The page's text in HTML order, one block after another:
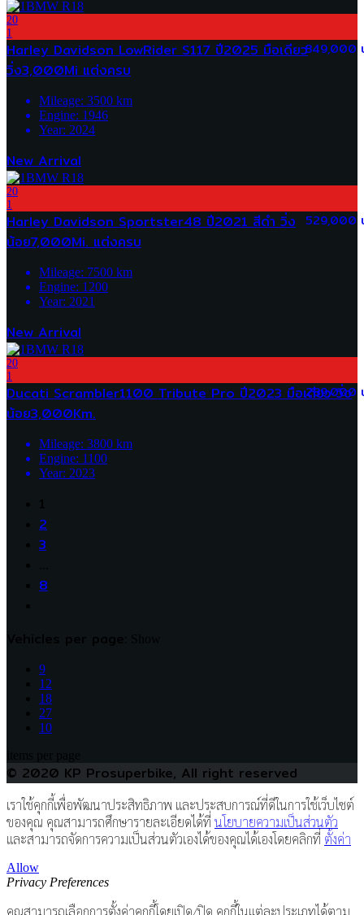
20
1
849,000
Harley Davidson LowRider S117 ปี2025 มือเดียว
วิ่ง3,000Mi แต่งครบ
Mileage: 3500 km
Engine: 1946
Year: 2024
New Arrival
20
1
529,000
Harley Davidson Sportster48 ปี2021 สีดำ วิ่ง
น้อย7,000Mi. แต่งครบ
Mileage: 7500 km
Engine: 1200
Year: 2021
New Arrival
20
1
289,000
Ducati Scrambler1100 Tribute Pro ปี2023 มือเดียว วิ่ง
น้อย3,000Km.
Mileage: 3800 km
Engine: 1100
Year: 2023
2
3
8
9
12
18
27
10
© 2020 KP Prosuperbike, All right reserved
เราใช้คุกกี้เพื่อพัฒนาประสิทธิภาพ และประสบการณ์ที่ดีในการใช้เว็บไซต์
ของคุณ คุณสามารถศึกษารายละเอียดได้ที่ นโยบายความเป็นส่วนตัว
และสามารถจัดการความเป็นส่วนตัวเองได้ของคุณได้เองโดยคลิกที่ ตั้งค่า
Allow
Privacy Preferences
คุณสามารถเลือกการตั้งค่าคุกกี้โดยเปิด/ปิด คุกกี้ในแต่ละประเภทได้ตาม